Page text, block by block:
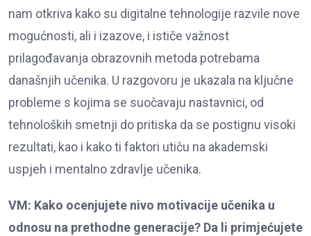
nam otkriva kako su digitalne tehnologije razvile nove
mogućnosti, ali i izazove, i ističe važnost
prilagođavanja obrazovnih metoda potrebama
današnjih učenika. U razgovoru je ukazala na ključne
probleme s kojima se suočavaju nastavnici, od
tehnoloških smetnji do pritiska da se postignu visoki
rezultati, kao i kako ti faktori utiču na akademski
uspjeh i mentalno zdravlje učenika.
VM: Kako ocenjujete nivo motivacije učenika u
odnosu na prethodne generacije? Da li primjećujete